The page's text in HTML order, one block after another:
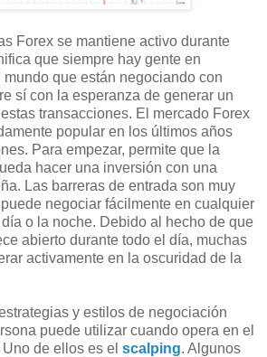
Forex se mantiene activo durante
que siempre hay gente en
que están negociando con
sí con la esperanza de generar un
transacciones. El mercado Forex
popular en los últimos años
Para empezar, permite que la
hacer una inversión con una
Las barreras de entrada son muy
negociar fácilmente en cualquier
o la noche. Debido al hecho de que
abierto durante todo el día, muchas
activamente en la oscuridad de la
y estilos de negociación
puede utilizar cuando opera en el
de ellos es el scalping. Algunos